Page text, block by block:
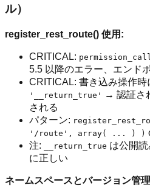
ル）
register_rest_route() 使用:
CRITICAL:
5.5 以降のエラー、エンド
CRITICAL: 書き込み操作時
'__return_true'
→ 認証さ
される
パターン:
'/route', array( ... ) )
注:
__return_true は公開
に正しい
ネームスペースとバージョン管